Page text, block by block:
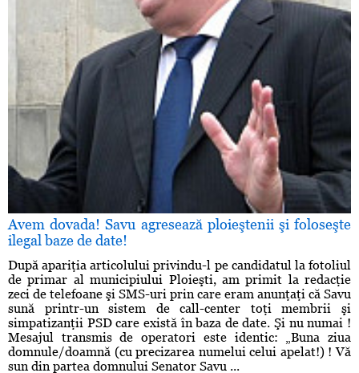
Avem dovada! Savu agresează ploieştenii şi foloseşte
ilegal baze de date!
După apariţia articolului privindu-l pe candidatul la fotoliul
de primar al municipiului Ploieşti, am primit la redacţie
zeci de telefoane şi SMS-uri prin care eram anunţaţi că Savu
sună printr-un sistem de call-center toţi membrii şi
simpatizanţii PSD care există în baza de date. Şi nu numai !
Mesajul transmis de operatori este identic: „Buna ziua
domnule/doamnă (cu precizarea numelui celui apelat!) ! Vă
sun din partea domnului Senator Savu ...